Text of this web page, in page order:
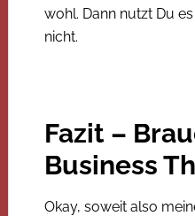
wohl. Dann nutzt Du
nicht.
Fazit –
Business
Okay, soweit also